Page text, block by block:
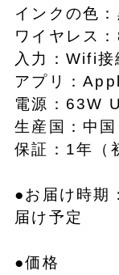
インクの色：
ワイヤレス
入力：Wifi
アプリ：
電源：63W
生産国：中国
保証：1年（
●お届け時期
届け予定
●価格